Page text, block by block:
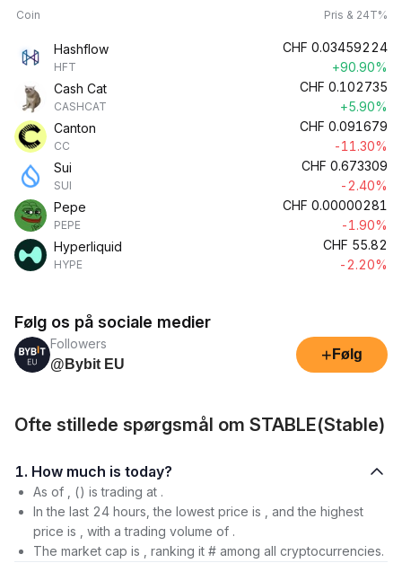
Coin Pris & 24T%
Hashflow
HFT
CHF 0.03459224
+90.90%
Cash Cat
CASHCAT
CHF 0.102735
+5.90%
Canton
CC
CHF 0.091679
-11.30%
Sui
SUI
CHF 0.673309
-2.40%
Pepe
PEPE
CHF 0.00000281
-1.90%
Hyperliquid
HYPE
CHF 55.82
-2.20%
Følg os på sociale medier
Followers
@Bybit EU
+ Følg
Ofte stillede spørgsmål om STABLE(​​Stable)
1. How much is today?
As of , () is trading at .
In the last 24 hours, the lowest price is , and the highest
price is , with a trading volume of .
The market cap is , ranking it # among all cryptocurrencies.